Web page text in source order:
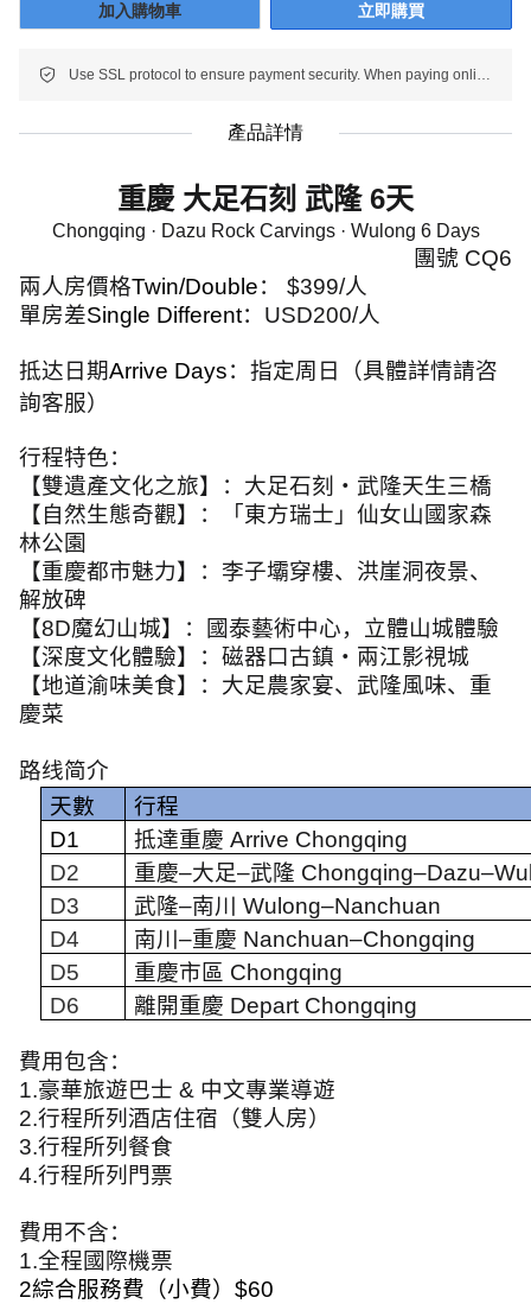
加入購物車 立即購買
Use SSL protocol to ensure payment security. When paying online, your payment information is protected.
產品詳情
重慶 大足石刻 武隆6天
Chongqing · Dazu Rock Carvings · Wulong 6 Days
團號 CQ6
兩人房價格Twin/Double： $399/人
單房差Single Different： USD200/人
抵达日期Arrive Days：指定周日（具體詳情請咨
詢客服）
行程特色：
【雙遺產文化之旅】：大足石刻・武隆天生三橋
【自然生態奇觀】：「東方瑞士」仙女山國家森
林公園
【重慶都市魅力】：李子壩穿樓、洪崖洞夜景、
解放碑
【8D魔幻山城】：國泰藝術中心，立體山城體驗
【深度文化體驗】：磁器口古鎮・兩江影視城
【地道渝味美食】：大足農家宴、武隆風味、重
慶菜
路线简介
天數
行程
D1
抵達重慶 Arrive Chongqing
D2
重慶–大足–武隆
D3
武隆–南川
Wulong–Nanchuan
D4
南川 –重慶 Nanchuan–Chongqing
D5
重慶市區 Chongqing
D6
離開重慶 Depart Chongqing
費用包含：
1.豪華旅遊巴士 & 中文專業導遊
2.行程所列酒店住宿（雙人房）
3.行程所列餐食
4.行程所列門票
費用不含：
1.全程國際機票
2綜合服務費（小費） $60